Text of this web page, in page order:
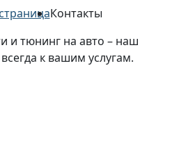
Контакты
и тюнинг на авто – наш
к вашим услугам.